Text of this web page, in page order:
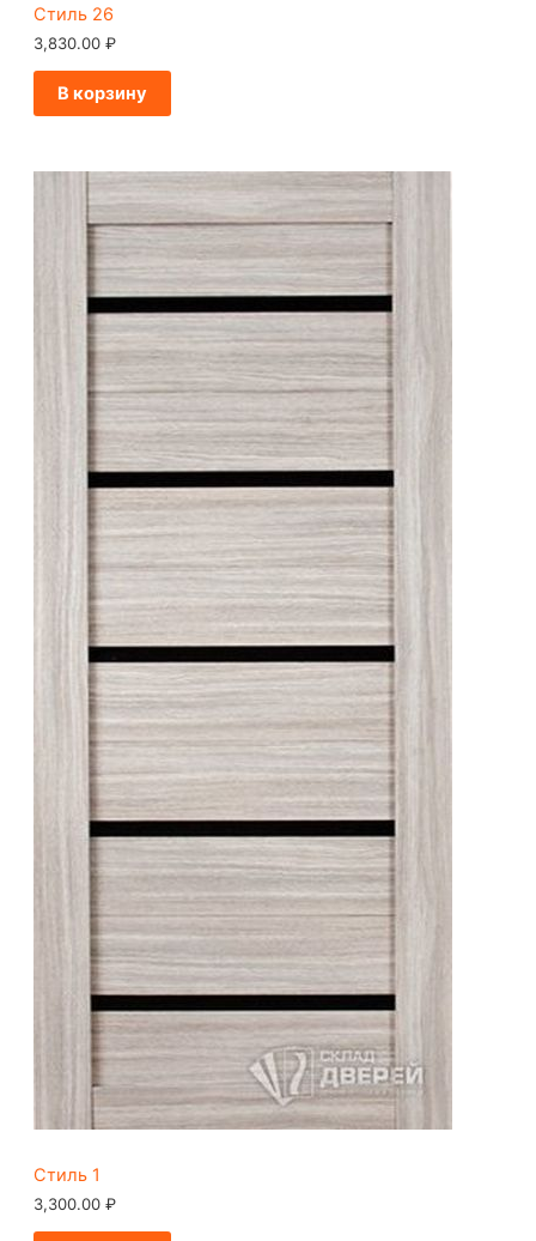
Стиль 26
3,830.00 ₽
В корзину
Стиль 1
3,300.00 ₽